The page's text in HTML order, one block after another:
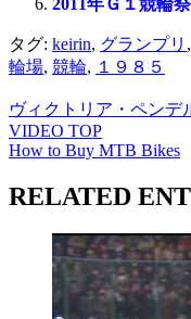
2011年Ｇ１競輪祭
タグ: keirin, グランプリ ,
輪場, 競輪, １９８５
ヴィクトリア・ペンデ
VIDEO TOP
How to Buy MTB Bikes
RELATED